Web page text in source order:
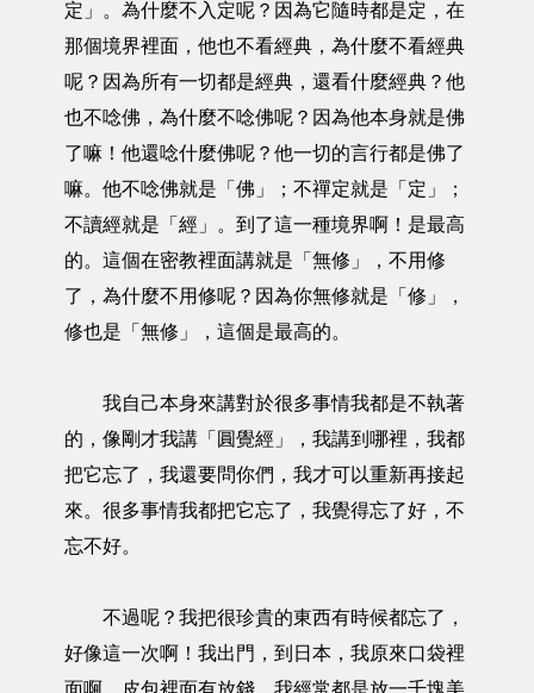
定」。為什麼不入定呢？因為它隨時都是定，在
那個境界裡面，他也不看經典，為什麼不看經典
呢？因為所有一切都是經典，還看什麼經典？他
也不唸佛，為什麼不唸佛呢？因為他本身就是佛
了嘛！他還唸什麼佛呢？他一切的言行都是佛了
嘛。他不唸佛就是「佛」；不禪定就是「定」；
不讀經就是「經」。到了這一種境界啊！是最高
的。這個在密教裡面講就是「無修」，不用修
了，為什麼不用修呢？因為你無修就是「修」，
修也是「無修」，這個是最高的。
我自己本身來講對於很多事情我都是不執著
的，像剛才我講「圓覺經」，我講到哪裡，我都
把它忘了，我還要問你們，我才可以重新再接起
來。很多事情我都把它忘了，我覺得忘了好，不
忘不好。
不過呢？我把很珍貴的東西有時候都忘了，
好像這一次啊！我出門，到日本，我原來口袋裡
面啊，皮包裡面有放錢，我經常都是放一千塊美